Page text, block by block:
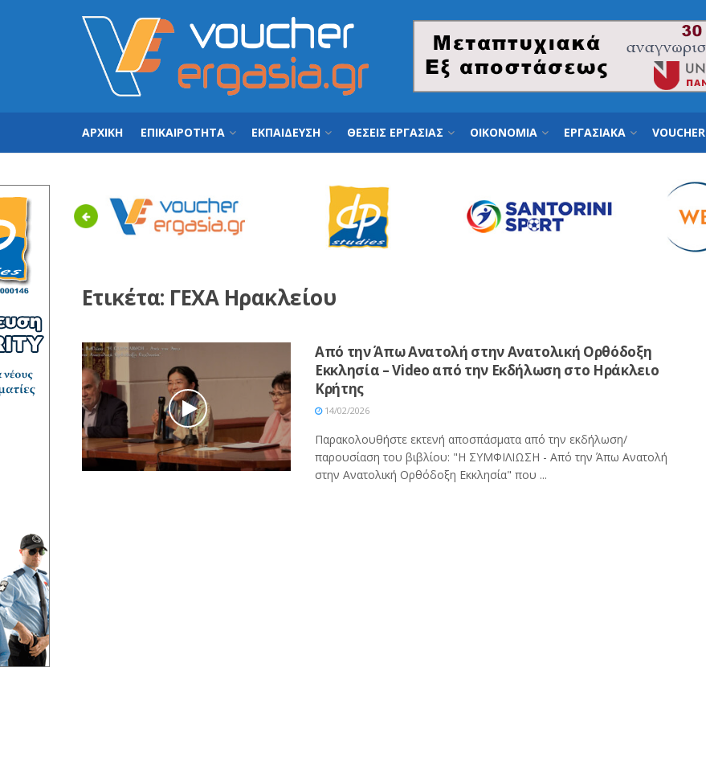
ΑΡΧΙΚΗ ΕΠΙΚΑΙΡΟΤΗΤΑ ΕΚΠΑΙΔΕΥΣΗ ΘΕΣΕΙΣ ΕΡΓΑΣΙΑΣ ΟΙΚΟΝΟΜΙΑ ΕΡΓΑΣΙΑΚΑ VOUCHER
Previous
Ετικέτα: ΓΕΧΑ Ηρακλείου
Από την Άπω Ανατολή στην Ανατολική Ορθόδοξη
Εκκλησία – Video από την Εκδήλωση στο Ηράκλειο
Κρήτης
14/02/2026
Παρακολουθήστε εκτενή αποσπάσματα από την εκδήλωση/
παρουσίαση του βιβλίου: "Η ΣΥΜΦΙΛΙΩΣΗ - Από την Άπω Ανατολή
στην Ανατολική Ορθόδοξη Εκκλησία" που ...